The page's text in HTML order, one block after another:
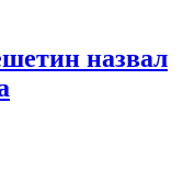
назвал